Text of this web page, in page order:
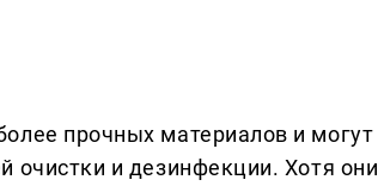
прочных материалов и могут
очистки и дезинфекции. Хотя они